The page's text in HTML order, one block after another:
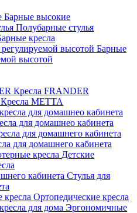
Барные высокие
Полубарные стулья
кресла
Барные
высотой
Кресла FRANDER
Кресла METTA
для домашнео кабинета
для домашнего кабинета
Детские
Стулья для
Ортопедические кресла
Эргономичные